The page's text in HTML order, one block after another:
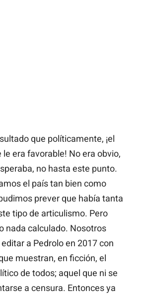
que políticamente, ¡el
era favorable! No era obvio,
no hasta este punto.
el país tan bien como
prever que había tanta
tipo de articulismo. Pero
nada calculado. Nosotros
a Pedrolo en 2017 con
muestran, en ficción, el
de todos; aquel que ni se
a censura. Entonces ya